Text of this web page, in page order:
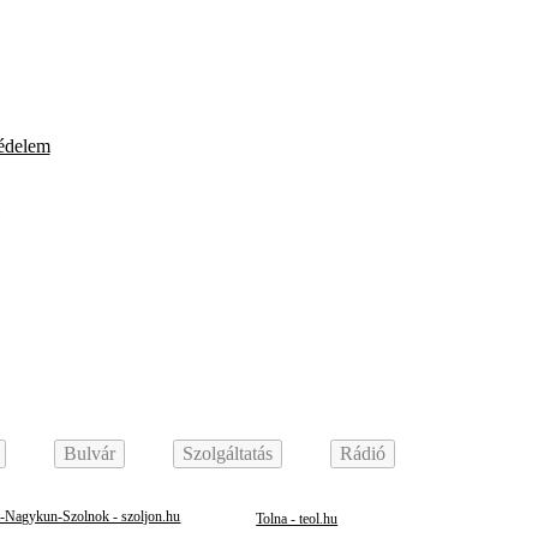
Bulvár Szolgáltatás Rádió
Nagykun-Szolnok - szoljon.hu Tolna - teol.hu